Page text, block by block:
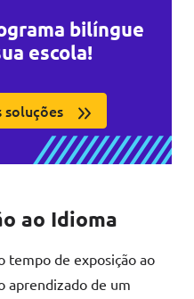
bilíngue
escola!
soluções
ao Idioma
tempo de exposição ao
aprendizado de um